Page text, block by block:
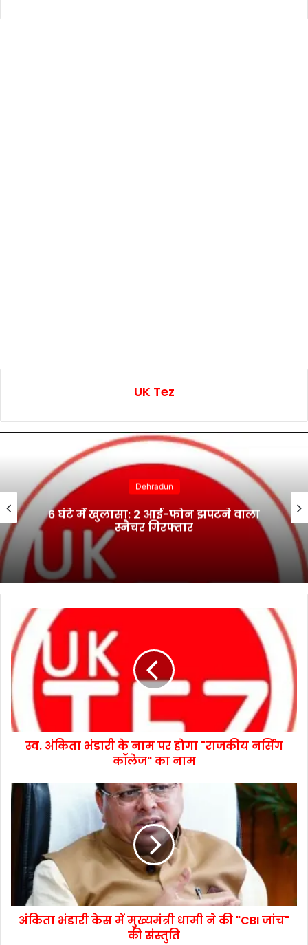
UK Tez
Dehradun
भानियावाला में आयोजित स्वैच्छिक रक्तदान
शिविर में 41 रक्तवीरों ने किया रक्तदान
स्व. अंकिता भंडारी के नाम पर होगा "राजकीय नर्सिंग
कॉलेज" का नाम
अंकिता भंडारी केस में मुख्यमंत्री धामी ने की "CBI जांच"
की संस्तुति